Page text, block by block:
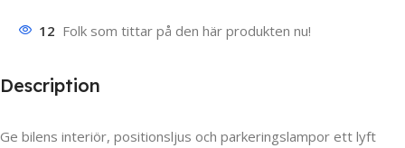
12 Folk som tittar på den här produkten nu!
Description
Ge bilens interiör, positionsljus och parkeringslampor ett lyft